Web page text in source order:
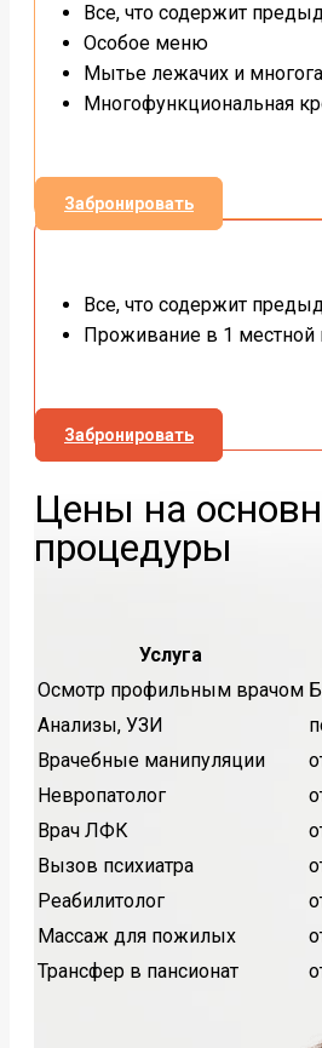
Все, что содержит
Особое меню
Мытье лежачих и
Многофункциональная
Забронировать
Все, что содержит
Проживание в 1 местной
Забронировать
Цены на
процедуры
Услуга
Осмотр профильным врачом
Анализы, УЗИ
Врачебные манипуляции
Невропатолог
Врач ЛФК
Вызов психиатра
Реабилитолог
Массаж для пожилых
Трансфер в пансионат